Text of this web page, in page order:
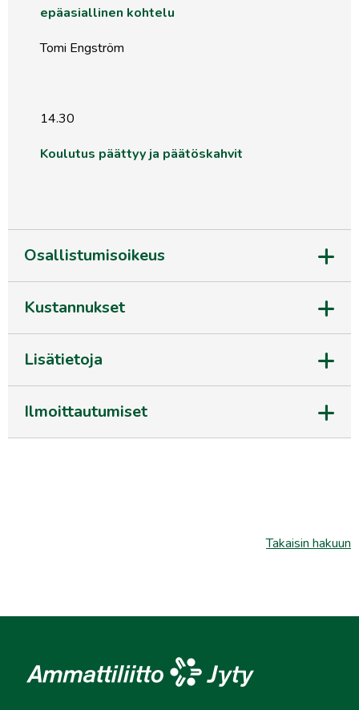
epäasiallinen kohtelu
Tomi Engström
14.30
Koulutus päättyy ja päätöskahvit
Osallistumisoikeus
Kustannukset
Lisätietoja
Ilmoittautumiset
Takaisin hakuun